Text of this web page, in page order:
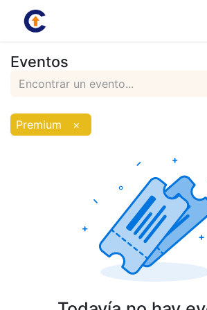
Eventos
Premium ×